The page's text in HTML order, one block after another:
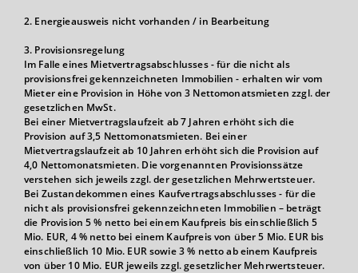
2. Energieausweis nicht vorhanden / in Bearbeitung
3. Provisionsregelung
Im Falle eines Mietvertragsabschlusses - für die nicht als
provisionsfrei gekennzeichneten Immobilien - erhalten wir vom
Mieter eine Provision in Höhe von 3 Nettomonatsmieten zzgl. der
gesetzlichen MwSt.
Bei einer Mietvertragslaufzeit ab 7 Jahren erhöht sich die
Provision auf 3,5 Nettomonatsmieten. Bei einer
Mietvertragslaufzeit ab 10 Jahren erhöht sich die Provision auf
4,0 Nettomonatsmieten. Die vorgenannten Provisionssätze
verstehen sich jeweils zzgl. der gesetzlichen Mehrwertsteuer.
Bei Zustandekommen eines Kaufvertragsabschlusses - für die
nicht als provisionsfrei gekennzeichneten Immobilien – beträgt
die Provision 5 % netto bei einem Kaufpreis bis einschließlich 5
Mio. EUR, 4 % netto bei einem Kaufpreis von über 5 Mio. EUR bis
einschließlich 10 Mio. EUR sowie 3 % netto ab einem Kaufpreis
von über 10 Mio. EUR jeweils zzgl. gesetzlicher Mehrwertsteuer.